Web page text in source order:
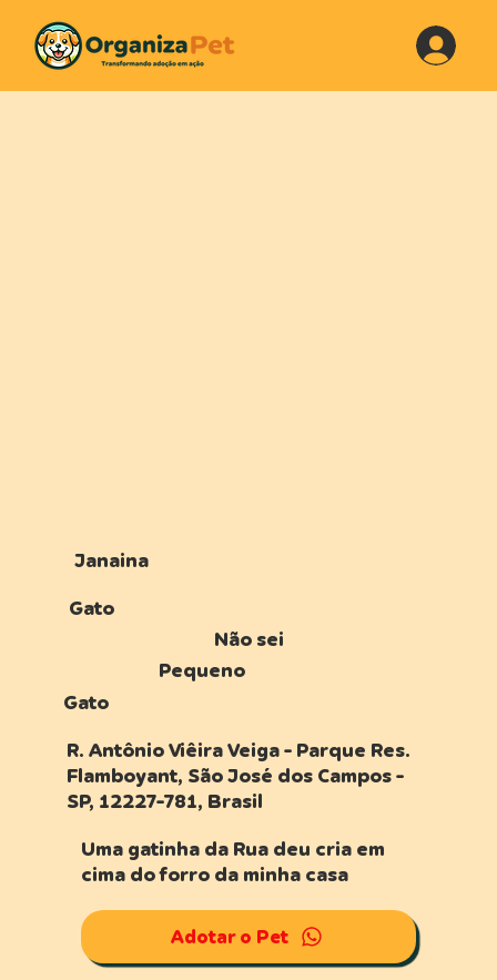
Janaina
Gato
Não sei
Pequeno
Gato
Uma gatinha da Rua deu cria em
cima do forro da minha casa
Adotar o Pet
R. Antônio Viêira Veiga - Parque Res.
Flamboyant, São José dos Campos -
SP, 12227-781, Brasil